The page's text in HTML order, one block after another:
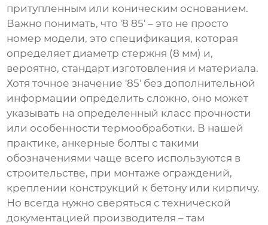
притупленным или коническим основанием.
Важно понимать, что '8 85' – это не просто
номер модели, это спецификация, которая
определяет диаметр стержня (8 мм) и,
вероятно, стандарт изготовления и материала.
Хотя точное значение '85' без дополнительной
информации определить сложно, оно может
указывать на определенный класс прочности
или особенности термообработки. В нашей
практике, анкерные болты с такими
обозначениями чаще всего используются в
строительстве, при монтаже ограждений,
креплении конструкций к бетону или кирпичу.
Но всегда нужно сверяться с технической
документацией производителя – там